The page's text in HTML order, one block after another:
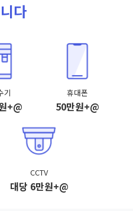
다
기
+@
휴대폰
50만원+@
CCTV
대당 6만원+@